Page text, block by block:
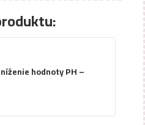
hodnoty PH –